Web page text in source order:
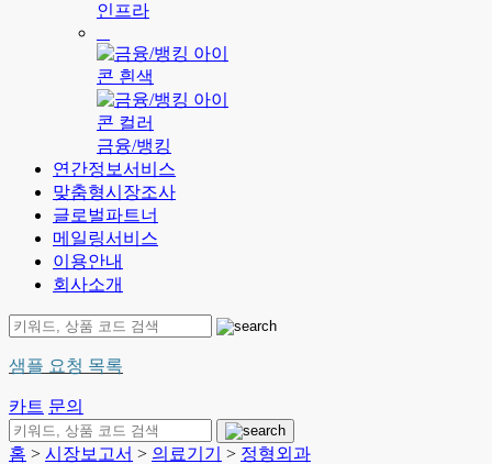
인프라
금융/뱅킹
연간정보서비스
맞춤형시장조사
글로벌파트너
메일링서비스
이용안내
회사소개
샘플 요청 목록
카트 문의
홈 > 시장보고서 > 의료기기 > 정형외과